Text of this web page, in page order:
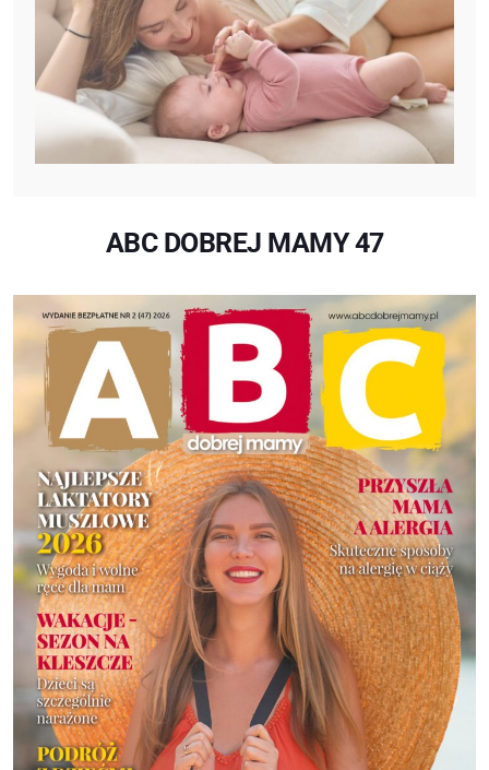
ABC DOBREJ MAMY 47